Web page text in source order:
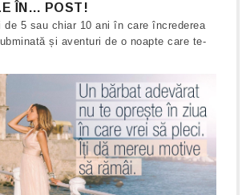
ÎN… POST!
de 5 sau chiar 10 ani în care încrederea
și aventuri de o noapte care te-